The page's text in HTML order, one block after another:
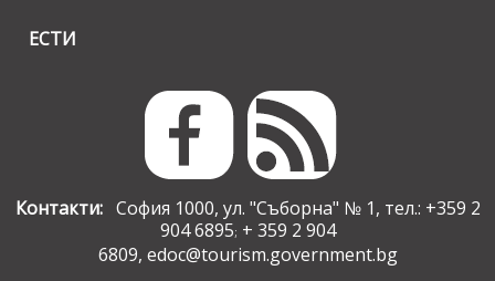
ЕСТИ
Контакти:София 1000, ул. "Съборна" № 1, тел.: +359 2
904 6895; + 359 2 904
6809, edoc@tourism.government.bg